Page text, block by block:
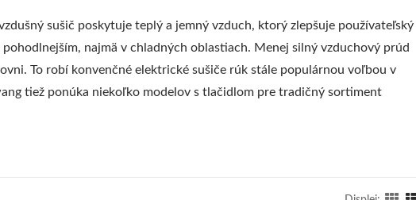
sušič poskytuje teplý a jemný vzduch, ktorý zlepšuje používateľský
najmä v chladných oblastiach. Menej silný vzduchový prúd
To robí konvenčné elektrické sušiče rúk stále populárnou voľbou v
tiež ponúka niekoľko modelov s tlačidlom pre tradičný sortiment